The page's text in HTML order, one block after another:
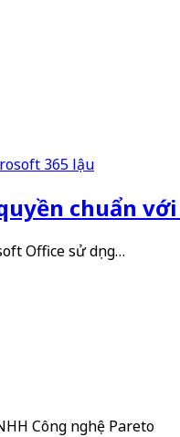
chuẩn
Office sử dụng…
Công nghệ Pareto